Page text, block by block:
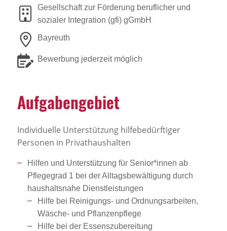
Gesellschaft zur Förderung beruflicher und
sozialer Integration (gfi) gGmbH
Bayreuth
Bewerbung jederzeit möglich
Aufga­ben­ge­biet
Individuelle Unterstützung hilfebedürftiger
Personen in Privathaushalten
Hilfen und Unterstützung für Senior*innen ab
Pflegegrad 1 bei der Alltagsbewältigung durch
haushaltsnahe Dienstleistungen
Hilfe bei Reinigungs- und Ordnungsarbeiten,
Wäsche- und Pflanzenpflege
Hilfe bei der Essenszubereitung